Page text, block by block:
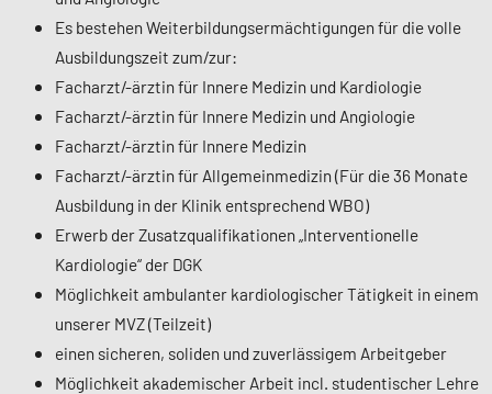
Es bestehen Weiterbildungsermächtigungen für die volle
Ausbildungszeit zum/zur:
Facharzt/-ärztin für Innere Medizin und Kardiologie
Facharzt/-ärztin für Innere Medizin und Angiologie
Facharzt/-ärztin für Innere Medizin
Facharzt/-ärztin für Allgemeinmedizin (Für die 36 Monate
Ausbildung in der Klinik entsprechend WBO)
Erwerb der Zusatzqualifikationen „Interventionelle
Kardiologie“ der DGK
Möglichkeit ambulanter kardiologischer Tätigkeit in einem
unserer MVZ (Teilzeit)
einen sicheren, soliden und zuverlässigem Arbeitgeber
Möglichkeit akademischer Arbeit incl. studentischer Lehre